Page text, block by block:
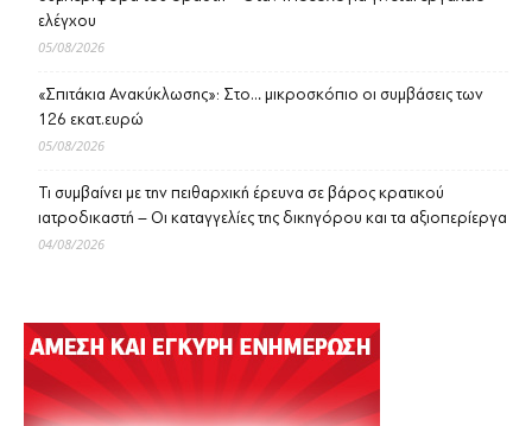
ελέγχου
05/08/2026
«Σπιτάκια Ανακύκλωσης»: Στο… μικροσκόπιο οι συμβάσεις των
126 εκατ.ευρώ
05/08/2026
Τι συμβαίνει με την πειθαρχική έρευνα σε βάρος κρατικού
ιατροδικαστή – Οι καταγγελίες της δικηγόρου και τα αξιοπερίεργα
04/08/2026